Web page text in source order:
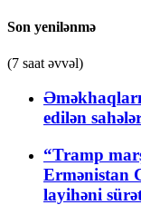
Son yenilənmə
(7 saat əvvəl)
edilən
“Tramp
Ermənistan
layihəni